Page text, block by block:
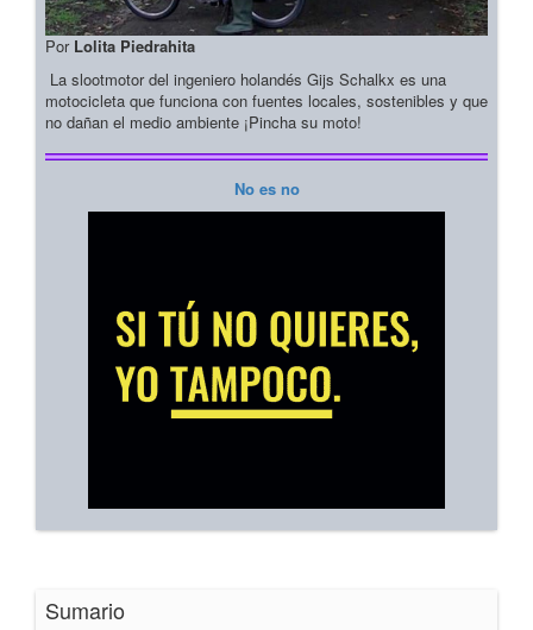
Por Lolita Piedrahita
La slootmotor del ingeniero holandés Gijs Schalkx es una
motocicleta que funciona con fuentes locales, sostenibles y que
no dañan el medio ambiente ¡Pincha su moto!
No es no
Sumario